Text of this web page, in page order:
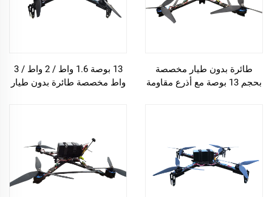
طائرة بدون طيار مخصصة
بحجم 13 بوصة مع أذرع مقاومة
13 بوصة 1.6 واط / 2 واط / 3
واط مخصصة طائرة بدون طيار